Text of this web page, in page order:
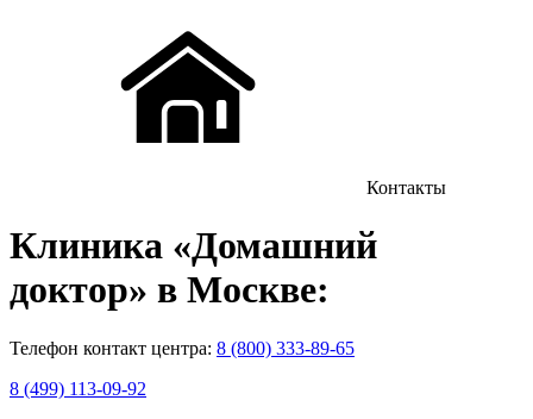
Контакты
Клиника «Домашний
доктор» в Москве:
Телефон контакт центра: 8 (800) 333-89-65
8 (499) 113-09-92